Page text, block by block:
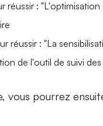
réussir :
réussir : "La
de l'outil de suivi
vous pourrez